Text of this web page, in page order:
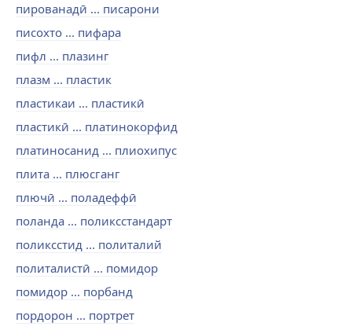
пированадӣ ... писарони
писохто ... пифара
пифл ... плазинг
плазм ... пластик
пластикаи ... пластикӣ
пластикӣ ... платинокорфид
платиносанид ... плиохипус
плита ... плюсганг
плючӣ ... поладеффӣ
поланда ... поликсстандарт
поликсстид ... политалий
политалистӣ ... помидор
помидор ... порбанд
пордорон ... портрет